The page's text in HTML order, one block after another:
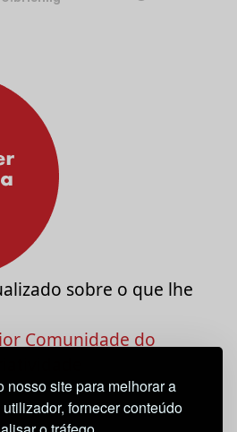
nosso site para melhorar a
fornecer conteúdo
sobre o que lhe
Comunidade do